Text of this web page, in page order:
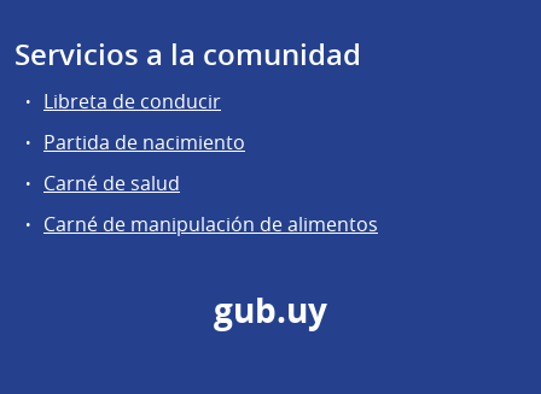
Servicios a la comunidad
Libreta de conducir
Partida de nacimiento
Carné de salud
Carné de manipulación de alimentos
gub.uy